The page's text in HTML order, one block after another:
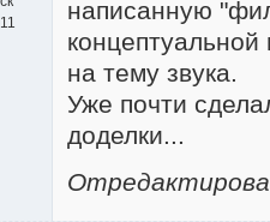
написанную
на тему звука.
Уже почти
доделки...